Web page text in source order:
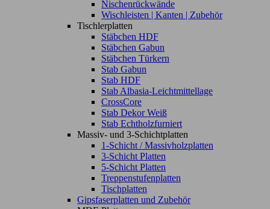
Nischenrückwände
Wischleisten | Kanten | Zubehör
Tischlerplatten
Stäbchen HDF
Stäbchen Gabun
Stäbchen Türkern
Stab Gabun
Stab HDF
Stab Albasia-Leichtmittellage
CrossCore
Stab Dekor Weiß
Stab Echtholzfurniert
Massiv- und 3-Schichtplatten
1-Schicht / Massivholzplatten
3-Schicht Platten
5-Schicht Platten
Treppenstufenplatten
Tischplatten
Gipsfaserplatten und Zubehör